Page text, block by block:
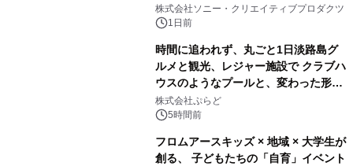
ラボレーション サウナイキタイコラ
ボグッズも発売決定！
株式会社ソニー・クリエイティブプロダクツ
1日前
時間に追われず、丸ごと1日淡路島グ
ルメと観光、レジャー施設で クラブハ
ウスのようなプールと、変わった形の
サウナも 「THE BOXY AWAJI」のお
得な素泊まり連泊プランで
株式会社ぷらど
5時間前
フロムアースキッズ × 地域 × 大学生が
創る、 子どもたちの「自育」イベント